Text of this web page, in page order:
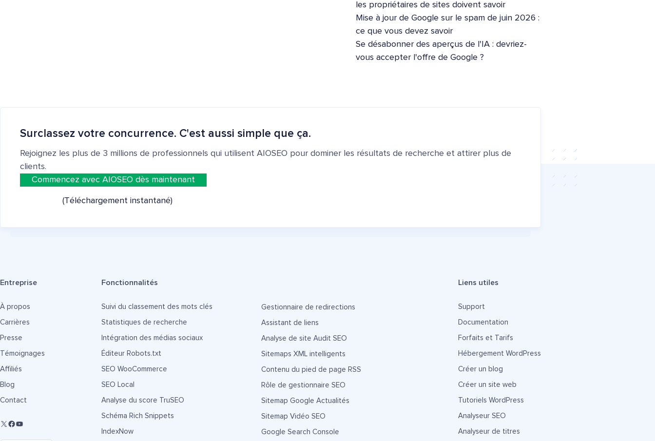
les propriétaires de sites doivent savoir
Mise à jour de Google sur le spam de juin 2026 :
ce que vous devez savoir
Se désabonner des aperçus de l'IA : devriez-
vous accepter l'offre de Google ?
Surclassez votre concurrence. C'est aussi simple que ça.
Rejoignez les plus de 3 millions de professionnels qui utilisent AIOSEO pour dominer les résultats de recherche et attirer plus de
clients.
Commencez avec AIOSEO dès maintenant
(Téléchargement instantané)
Entreprise
À propos
Carrières
Presse
Témoignages
Affiliés
Blog
Contact
Fonctionnalités
Suivi du classement des mots clés
Statistiques de recherche
Intégration des médias sociaux
Éditeur Robots.txt
SEO WooCommerce
SEO Local
Analyse du score TruSEO
Schéma Rich Snippets
IndexNow
Gestionnaire de redirections
Assistant de liens
Analyse de site Audit SEO
Sitemaps XML intelligents
Contenu du pied de page RSS
Rôle de gestionnaire SEO
Sitemap Google Actualités
Sitemap Vidéo SEO
Google Search Console
Liens utiles
Support
Documentation
Forfaits et Tarifs
Hébergement WordPress
Créer un blog
Créer un site web
Tutoriels WordPress
Analyseur SEO
Analyseur de titres